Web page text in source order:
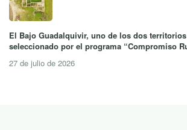
El Bajo Guadalquivir, uno de los dos
seleccionado por el programa “Compromiso
27 de julio de 2026